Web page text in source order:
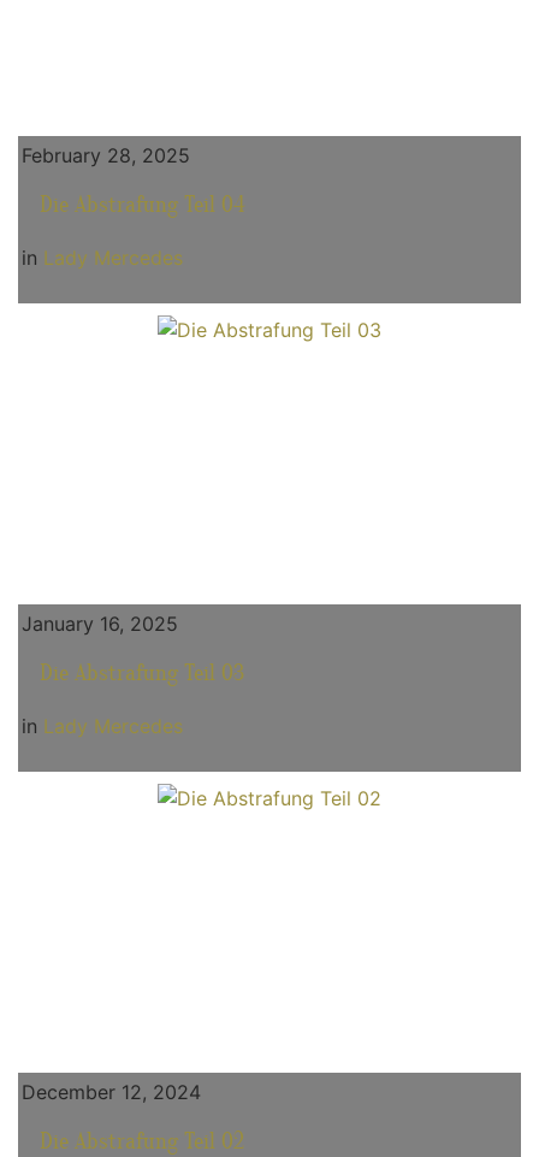
February 28, 2025
Die Abstrafung Teil 04
in Lady Mercedes
January 16, 2025
Die Abstrafung Teil 03
in Lady Mercedes
December 12, 2024
Die Abstrafung Teil 02